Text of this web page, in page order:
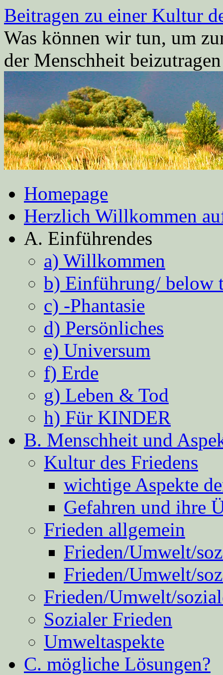
Zum
Inhalt
springen
Beitragen zu einer Kultur
Was können wir tun, um
der Menschheit
Homepage
Herzlich Willkommen
A. Einführendes
a) Willkommen
b) Einführung/ below
c) -Phantasie
d) Persönliches
e) Universum
f) Erde
g) Leben & Tod
h) Für KINDER
B. Menschheit und
Kultur des Friedens
wichtige Aspekte
Gefahren und ihre
Frieden allgemein
Frieden/Umwelt/
Frieden/Umwelt/
Frieden/Umwelt/
Sozialer Frieden
Umweltaspekte
C. mögliche Lösungen?